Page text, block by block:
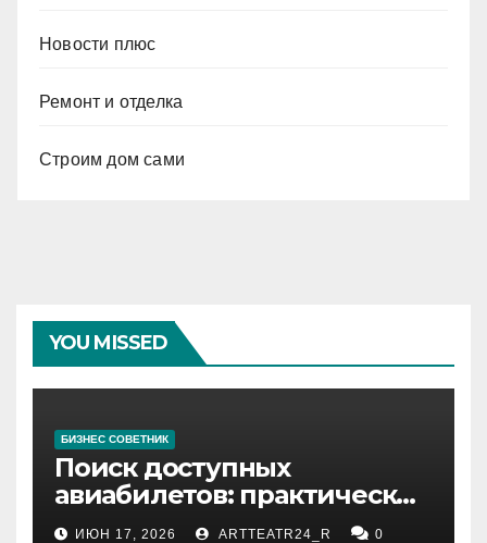
Новости плюс
Ремонт и отделка
Строим дом сами
YOU MISSED
БИЗНЕС СОВЕТНИК
Поиск доступных
авиабилетов: практические
рекомендации
ИЮН 17, 2026 ARTTEATR24_R 0